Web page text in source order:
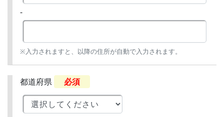
-
※入力されますと、以降の住所が自動で入力されます。
都道府県 必須